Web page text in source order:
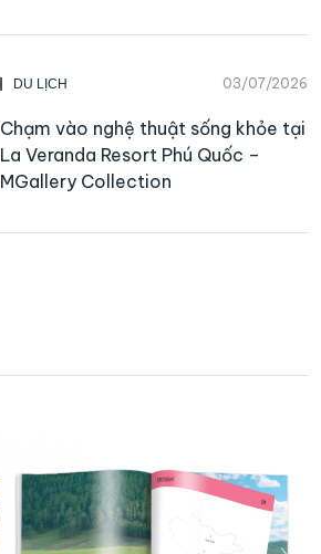
DU LỊCH 03/07/2026
Chạm vào nghệ thuật sống khỏe tại
La Veranda Resort Phú Quốc –
MGallery Collection